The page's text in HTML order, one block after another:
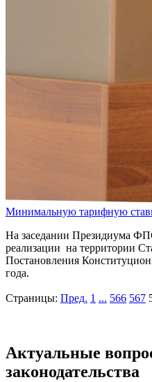
Минимальную тарифную
На заседании Президиума
реализации на территории
Постановления
года.
Страницы: Пред. 1 ... 566 567
Актуальные
законодательства